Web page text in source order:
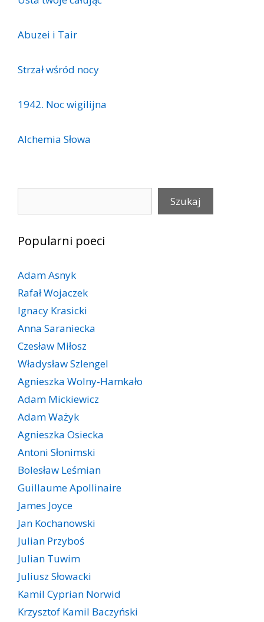
Abuzei i Tair
Strzał wśród nocy
1942. Noc wigilijna
Alchemia Słowa
Szukaj
Popularni poeci
Adam Asnyk
Rafał Wojaczek
Ignacy Krasicki
Anna Saraniecka
Czesław Miłosz
Władysław Szlengel
Agnieszka Wolny-Hamkało
Adam Mickiewicz
Adam Ważyk
Agnieszka Osiecka
Antoni Słonimski
Bolesław Leśmian
Guillaume Apollinaire
James Joyce
Jan Kochanowski
Julian Przyboś
Julian Tuwim
Juliusz Słowacki
Kamil Cyprian Norwid
Krzysztof Kamil Baczyński